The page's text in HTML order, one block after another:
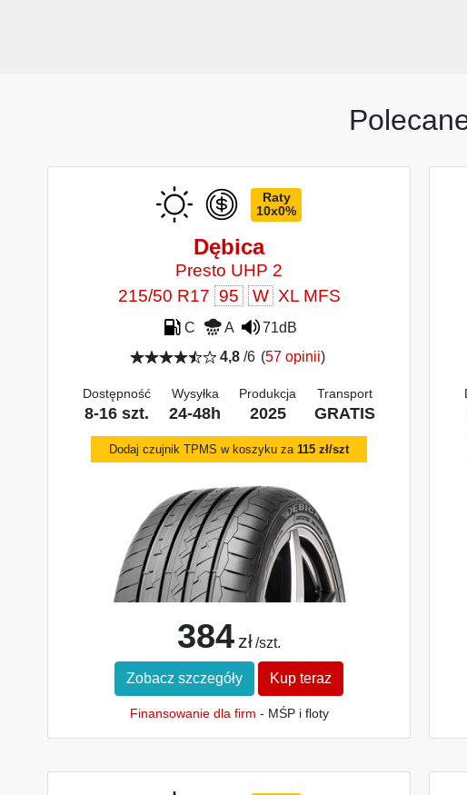
Raty
10x0%
Dębica
Presto UHP 2
215/50 R17 95 W XL MFS
C A
71dB
4,8/6 (57 opinii)
Dostępność
8-16 szt.
Wysyłka
24-48h
Produkcja
2025
Transport
GRATIS
Dodaj czujnik TPMS w koszyku za 115 zł/szt
384 zł /szt.
Zobacz szczegóły Kup teraz
Finansowanie dla firm - MŚP i floty